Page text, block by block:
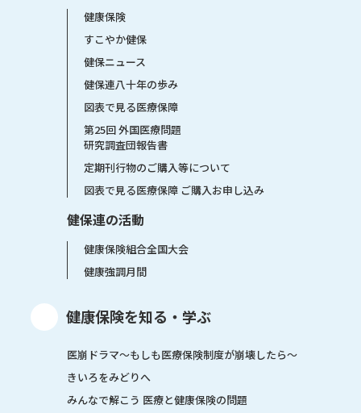
健康保険
すこやか健保
健保ニュース
健保連八十年の歩み
図表で見る医療保障
第25回 外国医療問題
研究調査団報告書
定期刊行物のご購入等について
図表で見る医療保障 ご購入お申し込み
健保連の活動
健康保険組合全国大会
健康強調月間
健康保険を知る・学ぶ
医崩ドラマ〜もしも医療保険制度が崩壊したら〜
きいろをみどりへ
みんなで解こう 医療と健康保険の問題